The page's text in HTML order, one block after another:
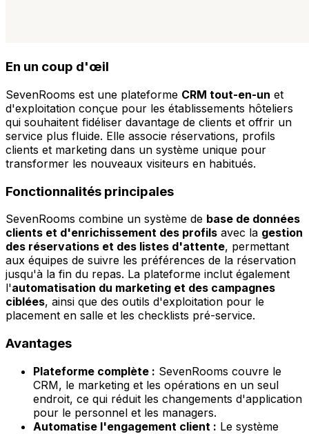
En un coup d'œil
SevenRooms est une plateforme CRM tout-en-un et
d'exploitation conçue pour les établissements hôteliers
qui souhaitent fidéliser davantage de clients et offrir un
service plus fluide. Elle associe réservations, profils
clients et marketing dans un système unique pour
transformer les nouveaux visiteurs en habitués.
Fonctionnalités principales
SevenRooms combine un système de base de données
clients et d'enrichissement des profils avec la gestion
des réservations et des listes d'attente, permettant
aux équipes de suivre les préférences de la réservation
jusqu'à la fin du repas. La plateforme inclut également
l'automatisation du marketing et des campagnes
ciblées, ainsi que des outils d'exploitation pour le
placement en salle et les checklists pré-service.
Avantages
Plateforme complète : SevenRooms couvre le
CRM, le marketing et les opérations en un seul
endroit, ce qui réduit les changements d'application
pour le personnel et les managers.
Automatise l'engagement client : Le système